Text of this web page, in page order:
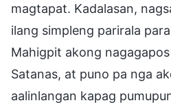
magtapat. Kadalasan,
ilang simpleng parirala
Mahigpit akong
Satanas, at puno pa nga
aalinlangan kapag